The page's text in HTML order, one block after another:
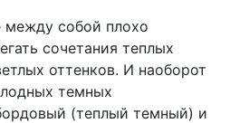
между собой плохо
сочетания теплых
оттенков. И наоборот
темных
(теплый темный) и